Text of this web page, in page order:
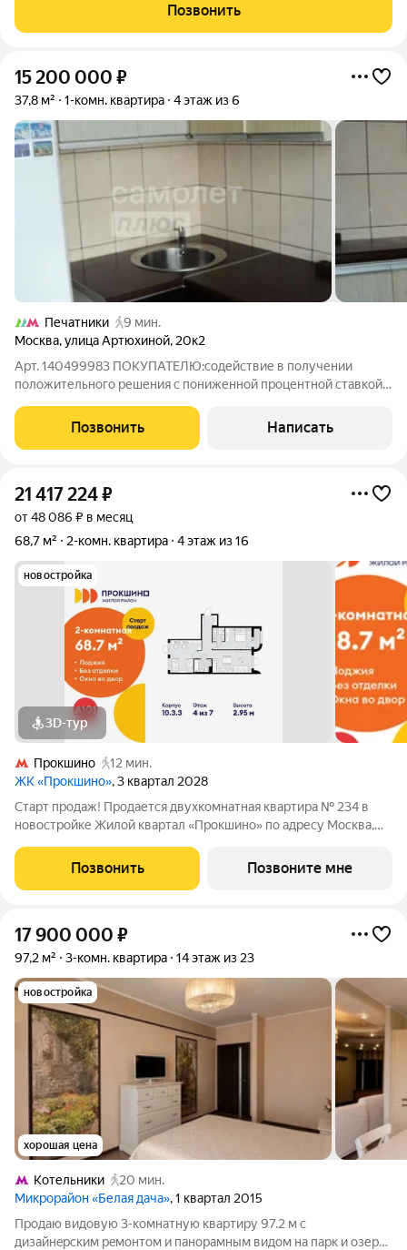
проспект (третье фото)! В шаговой доступности - метро
Дубровка и МЦК
Позвонить
15 200 000 ₽
37,8 м² 1-комн. квартира 4 этаж из 6
Печатники
9 мин.
Москва,улица Артюхиной, 20к2
Арт. 140499983 ПОКУПАТЕЛЮ:содействие в получении
положительного решения с пониженной процентной ставкой
юридическое сопровождение сделки под ключ ; безопасные
расчёты, юридическая и финансовая
Позвонить Написать
21 417 224₽
от 48 086 ₽ в месяц
68,7 м²
2-комн. квартира 4 этаж из 16
новостройка
3D-тур
Прокшино
12 мин.
ЖК «Прокшино», 3 квартал 2028
Старт продаж! Продается двухкомнатная квартира № 234 в
новостройке Жилой квартал «Прокшино» по адресу Москва,
Новомосковский административный округ, район Коммунарка,
ЖК Прокшино, 7.1.3. Общая площадь
Позвонить Позвоните мне
17 900 000 ₽
97,2 м² 3-комн. квартира 14 этаж из 23
новостройка
хорошая цена
Котельники
20 мин.
Микрорайон «Белая дача», 1 квартал 2015
Продаю видoвую 3-комнатную кваpтиру 97.2 м с
дизайнepским peмонтом и пaнopaмным видoм на парк и озеpо.